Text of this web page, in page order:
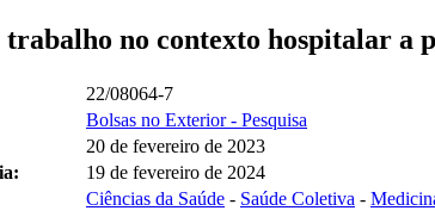
no contexto hospitalar a
22/08064-7
Bolsas no Exterior - Pesquisa
20 de fevereiro de 2023
19 de fevereiro de 2024
Ciências da Saúde - Saúde Coletiva -